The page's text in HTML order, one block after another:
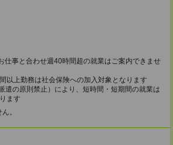
仕事と合わせ週40時間超の就業はご案内できませ
以上勤務は社会保険への加入対象となります
遣の原則禁止）により、短時間・短期間の就業は
ます
。